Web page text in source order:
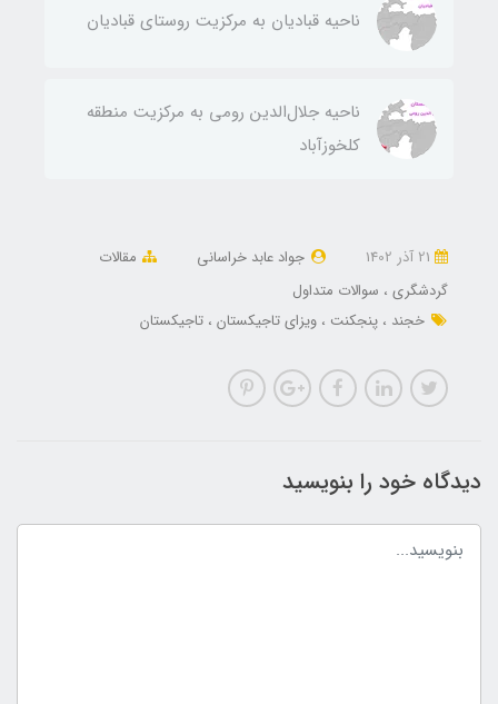
ناحيه قباديان به مركزيت روستای قباديان
ناحيه جلال‌الدين رومی به مركزيت منطقه
كلخوزآباد
جواد عابد خراسانی
مقالات
گردشگری
سوالات متداول
خجند
پنجکنت ویزای تاجیکستان تاجیکستان
دیدگاه خود را بنویسید